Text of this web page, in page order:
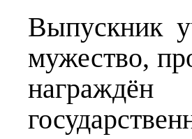
Выпускник
мужество,